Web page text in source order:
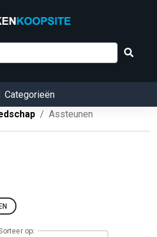
Categorieën
Assteunen
op: